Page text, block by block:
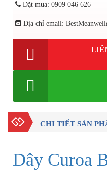
Đặt mua: 0909 046 626
Địa chỉ email:
CHI TIẾT SẢN
Dây Curoa